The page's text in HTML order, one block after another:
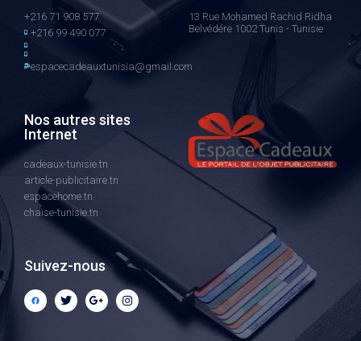
+216 71 908 577
+216 99 490 077
espacecadeauxtunisia@gmail.com
13 Rue Mohamed Rachid Ridha
Belvédére 1002 Tunis - Tunisie
Nos autres sites
Internet
cadeaux-tunisie.tn
article-publicitaire.tn
espacehome.tn
chaise-tunisie.tn
Suivez-nous